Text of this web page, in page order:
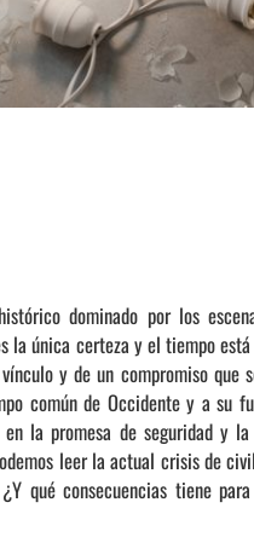
dominado por los
la única certeza y el tiempo
y de un compromiso que
común de Occidente y a su
en la promesa de seguridad y
leer la actual crisis de
qué consecuencias tiene